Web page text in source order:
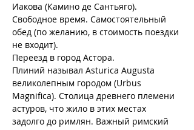
Иакова (Камино де Сантьяго).
Свободное время. Самостоятельный
обед (по желанию, в стоимость поездки
не входит).
Переезд в город Астора.
Плиний называл Asturica Augusta
великолепным городом (Urbus
Magnifica). Столица древнего племени
астуров, что жило в этих местах
задолго до римлян. Важный римский